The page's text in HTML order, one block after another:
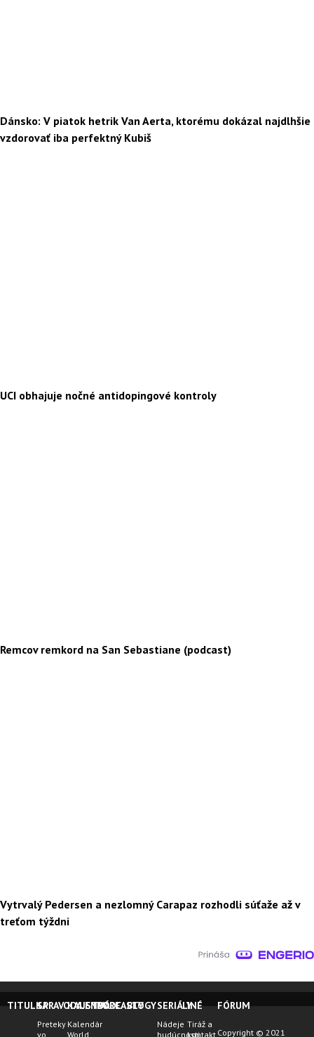
Dánsko: V piatok hetrik Van Aerta, ktorému dokázal najdlhšie
vzdorovať iba perfektný Kubiš
UCI obhajuje nočné antidopingové kontroly
Remcov remkord na San Sebastiane (podcast)
Vytrvalý Pedersen a nezlomný Carapaz rozhodli súťaže až v
treťom týždni
TITULKASPRAVODAJSTVO
Preteky
vo
KALENDÁRE
Kalendár
World
PODCASTY
BLOGYSERIÁLY
Nádeje
budúcnosti
INÉ
Tiráž a
kontakt
FÓRUM
Copyright © 2021